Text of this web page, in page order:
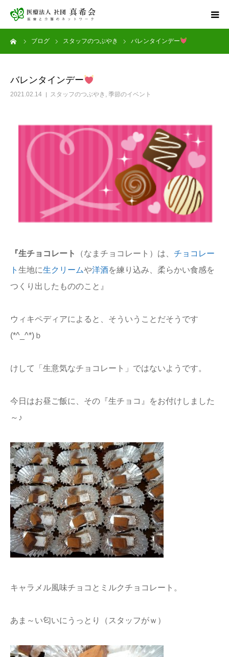
ブログ スタッフのつぶやき バレンタインデー
バレンタインデー
2021.02.14 スタッフのつぶやき , 季節のイベント
『生チョコレート （なまチョコレート）は、 チョコレー
ト 生地に生クリームや洋酒を練り込み、柔らかい食感を
つくり出したもののこと』
ウィキペディアによると、そういうことだそうです
(*^_^*)ｂ
けして「生意気なチョコレート」ではないようです。
今日はお昼ご飯に、その『生チョコ』をお付けしました
～♪
キャラメル風味チョコとミルクチョコレート。
あま～い匂いにうっとり（スタッフがｗ）
ホーム
アグナス住吉公園
お問い合わせ